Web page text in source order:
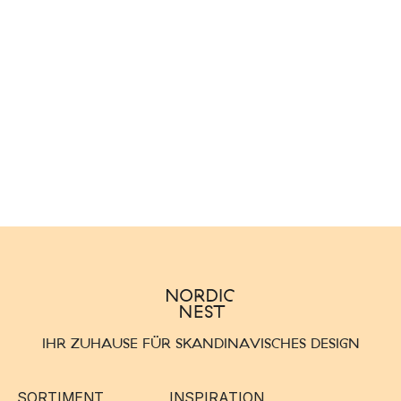
IHR ZUHAUSE FÜR SKANDINAVISCHES DESIGN
SORTIMENT INSPIRATION